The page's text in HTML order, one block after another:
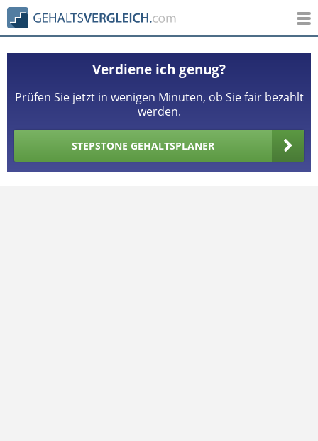
Verdiene ich genug?
Prüfen Sie jetzt in wenigen Minuten, ob Sie fair bezahlt
werden.
STEPSTONE GEHALTSPLANER